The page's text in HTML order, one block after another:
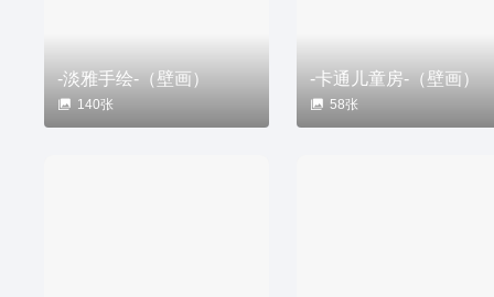
-淡雅手绘-（壁画）
140张
-卡通儿童房-（壁画）
58张